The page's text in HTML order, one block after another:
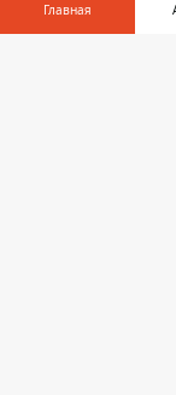
Главная